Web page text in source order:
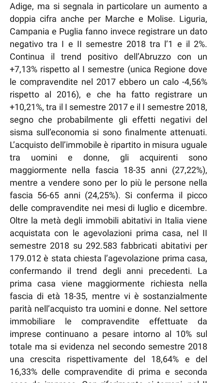
Adige, ma si segnala in particolare un aumento a
doppia cifra anche per Marche e Molise. Liguria,
Campania e Puglia fanno invece registrare un dato
negativo tra I e II semestre 2018 tra l’1 e il 2%.
Continua il trend positivo dell’Abruzzo con un
+7,13% rispetto al I semestre (unica Regione dove
le compravendite nel 2017 ebbero un calo -4,56%
rispetto al 2016), e che ha fatto registrare un
+10,21%, tra il I semestre 2017 e il I semestre 2018,
segno che probabilmente gli effetti negativi del
sisma sull’economia si sono finalmente attenuati.
L’acquisto dell’immobile è ripartito in misura uguale
tra uomini e donne, gli acquirenti sono
maggiormente nella fascia 18-35 anni (27,22%),
mentre a vendere sono per lo più le persone nella
fascia 56-65 anni (24,25%). Si conferma il picco
delle compravendite nei mesi di luglio e dicembre.
Oltre la metà degli immobili abitativi in Italia viene
acquistata con le agevolazioni prima casa, nel II
semestre 2018 su 292.583 fabbricati abitativi per
179.012 è stata chiesta l’agevolazione prima casa,
confermando il trend degli anni precedenti. La
prima casa viene maggiormente richiesta nella
fascia di età 18-35, mentre vi è sostanzialmente
parità nell’acquisto tra uomini e donne. Nel settore
immobiliare le compravendite effettuate da
imprese continuano a pesare intorno al 10% sul
totale ma si evidenza nel secondo semestre 2018
una crescita rispettivamente del 18,64% e del
16,33% delle compravendite di prima e seconda